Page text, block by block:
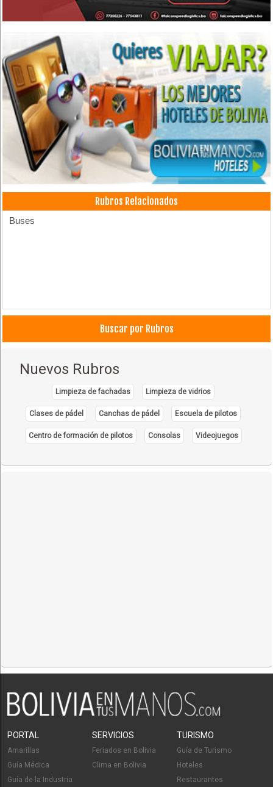
Rubros Relacionados
Buses
Buscar por Rubros
Nuevos Rubros
Limpieza de fachadas Limpieza de vidrios
Clases de pádel Canchas de pádel Escuela de pilotos
Centro de formación de pilotos Consolas Videojuegos
PORTAL
Amarillas
Guía Médica
Guía de la Industria
SERVICIOS
Feriados en Bolivia
Clima en Bolivia
TURISMO
Guía de Turismo
Hoteles
Restaurantes